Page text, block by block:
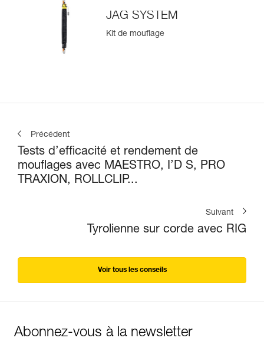
JAG SYSTEM
Kit de mouflage
Précédent
Tests d’efficacité et rendement de
mouflages avec MAESTRO, I’D S, PRO
TRAXION, ROLLCLIP...
Suivant
Tyrolienne sur corde avec RIG
Voir tous les conseils
Abonnez-vous à la newsletter